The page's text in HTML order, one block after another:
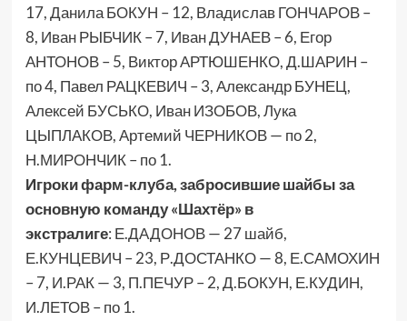
17, Данила БОКУН – 12, Владислав ГОНЧАРОВ –
8, Иван РЫБЧИК – 7, Иван ДУНАЕВ – 6, Егор
АНТОНОВ – 5, Виктор АРТЮШЕНКО, Д.ШАРИН –
по 4, Павел РАЦКЕВИЧ – 3, Александр БУНЕЦ,
Алексей БУСЬКО, Иван ИЗОБОВ, Лука
ЦЫПЛАКОВ, Артемий ЧЕРНИКОВ — по 2,
Н.МИРОНЧИК – по 1.
Игроки фарм-клуба, забросившие шайбы за
основную команду «Шахтёр» в
экстралиге: Е.ДАДОНОВ — 27 шайб,
Е.КУНЦЕВИЧ – 23, Р.ДОСТАНКО — 8, Е.САМОХИН
– 7, И.РАК — 3, П.ПЕЧУР – 2, Д.БОКУН, Е.КУДИН,
И.ЛЕТОВ – по 1.